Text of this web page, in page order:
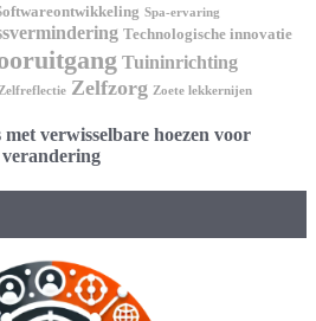
Spa-ervaring
Technologische innovatie
Tuininrichting
Zelfreflectie Zelfzorg Zoete lekkernijen
met verwisselbare hoezen voor
verandering